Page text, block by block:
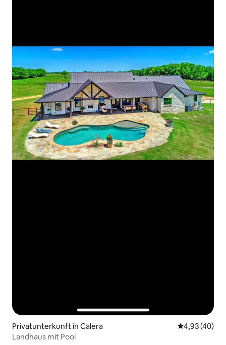
Privatunterkunft in Calera
4,93 (40)
Landhaus mit Pool